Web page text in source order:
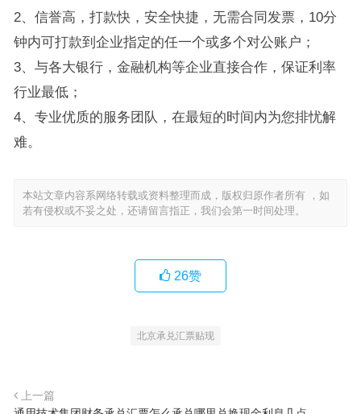
2、信誉高，打款快，安全快捷，无需合同发票，10分
钟内可打款到企业指定的任一个或多个对公账户；
3、与各大银行，金融机构等企业直接合作，保证利率
行业最低；
4、专业优质的服务团队，在最短的时间内为您排忧解
难。
本站文章内容系网络转载或资料整理而成，版权归原作者所有 ，如
若有侵权或不妥之处，还请留言指正，我们会第一时间处理。
26赞
北京承兑汇票贴现
上一篇